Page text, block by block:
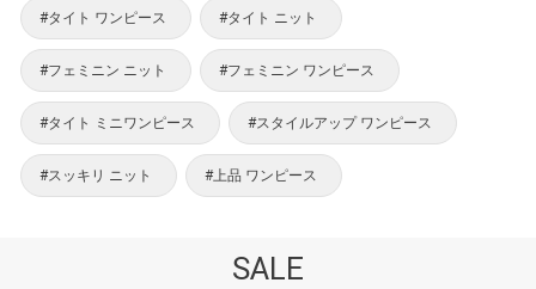
#タイト ワンピース #タイト ニット
#フェミニン ニット #フェミニン ワンピース
#タイト ミニワンピース #スタイルアップ ワンピース
#スッキリ ニット #上品 ワンピース
SALE